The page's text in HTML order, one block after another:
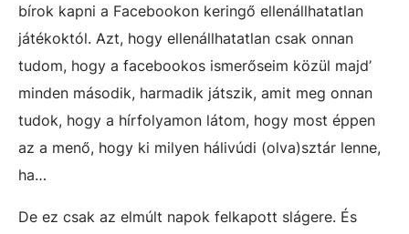
bírok kapni a Facebookon keringő ellenállhatatlan
játékoktól. Azt, hogy ellenállhatatlan csak onnan
tudom, hogy a facebookos ismerőseim közül majd’
minden második, harmadik játszik, amit meg onnan
tudok, hogy a hírfolyamon látom, hogy most éppen
az a menő, hogy ki milyen hálivúdi (olva)sztár lenne,
ha…
De ez csak az elmúlt napok felkapott slágere. És